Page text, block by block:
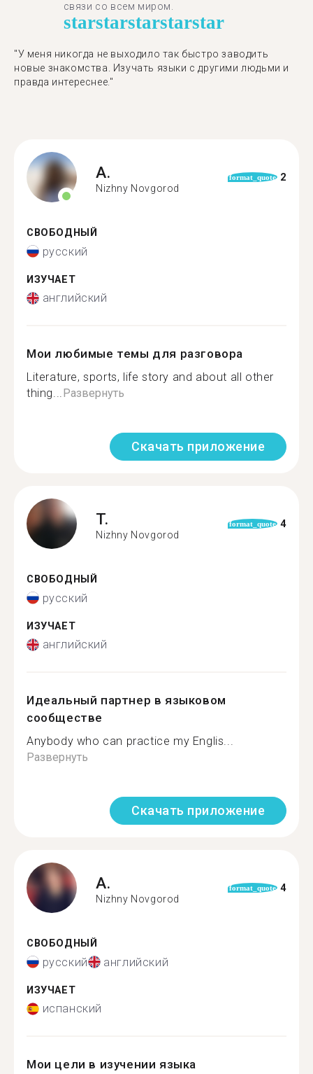
связи со всем миром.
starstarstarstarstar
"У меня никогда не выходило так быстро заводить
новые знакомства. Изучать языки с другими людьми и
правда интереснее."
A.
Nizhny Novgorod
format_quote 2
СВОБОДНЫЙ
русский
ИЗУЧАЕТ
английский
Мои любимые темы для разговора
Literature, sports, life story and about all other
thing...Развернуть
Скачать приложение
T.
Nizhny Novgorod
format_quote 4
СВОБОДНЫЙ
русский
ИЗУЧАЕТ
английский
Идеальный партнер в языковом
сообществе
Anybody who can practice my Englis...
Развернуть
Скачать приложение
A.
Nizhny Novgorod
format_quote 4
СВОБОДНЫЙ
русский английский
ИЗУЧАЕТ
испанский
Мои цели в изучении языка